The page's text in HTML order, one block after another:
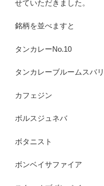
せていただきました。
銘柄を並べますと
タンカレーNo.10
タンカレーブルームスバ
カフェジン
ボルスジュネバ
ボタニスト
ボンベイサファイア